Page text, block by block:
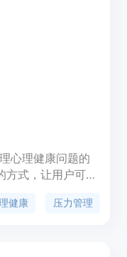
心理健康问题的
方式，让用户可以
以为用户提供一些
健康 压力管理